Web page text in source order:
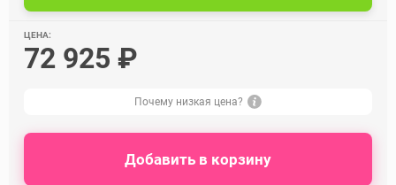
ЦЕНА:
72 925 ₽
Почему низкая цена?
Добавить в корзину